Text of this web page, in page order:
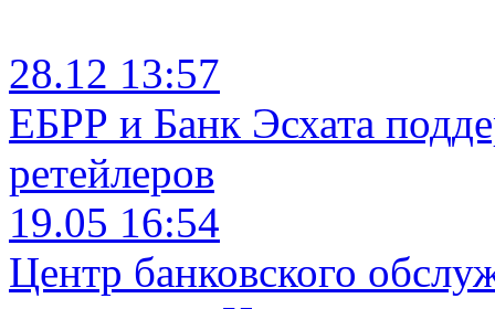
28.12 13:57
ЕБРР и Банк Эсхата
ретейлеров
19.05 16:54
Центр банковского